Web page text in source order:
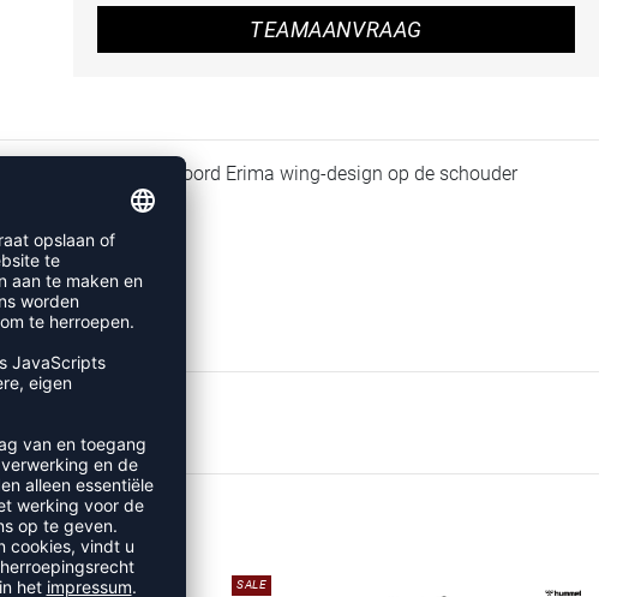
TEAMAANVRAAG
hals met ribboord Erima wing-design op de schouder
SALE